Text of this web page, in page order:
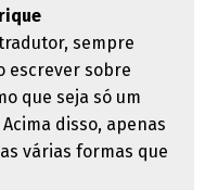
sempre
escrever sobre
que seja só um
disso, apenas
várias formas que